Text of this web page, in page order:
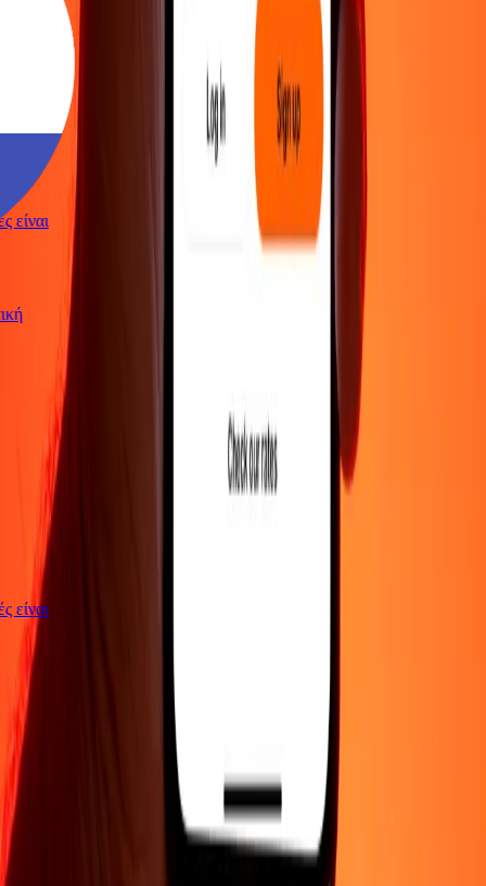
είναι
είναι
ΕΤΑΙΡΕΙΑ
Σχετικά με εμάς
Θέσεις εργασίαςΑσφάλεια
πράκτορας
ΥΠΟΣΤΗΡΙΞΗ
Πολιτική απορρήτου
Ειδοποίηση για cookiesΌροι και